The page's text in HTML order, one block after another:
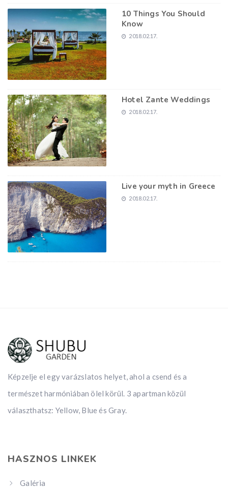
10 Things You Should
Know
2018.02.17.
Hotel Zante Weddings
2018.02.17.
Live your myth in Greece
2018.02.17.
Képzelje el egy varázslatos helyet, ahol a csend és a
természet harmóniában ölel körül. 3 apartman közül
választhatsz: Yellow, Blue és Gray.
HASZNOS LINKEK
Galéria